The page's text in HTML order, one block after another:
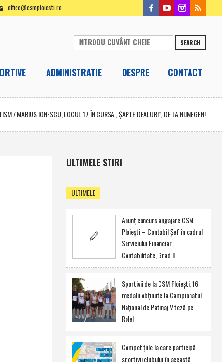
office@csmploiesti.ro
SEARCH
ADMINISTRATIE DESPRE CONTACT
/MARIUS IONESCU, LOCUL 17 ÎN CURSA „ŞAPTE DEALURI”, DE LA NIJMEGEN!
ULTIMELE STIRI
ULTIMELE
Anunţ concurs angajare CSM
Ploieşti – Contabil Şef în cadrul
Serviciului Financiar
Contabilitate, Grad II
Sportivii de la CSM Ploieşti, 16
medalii obţinute la Campionatul
Naţional de Patinaj Viteză pe
Role!
Competiţiile la care participă
sportivii clubului în această